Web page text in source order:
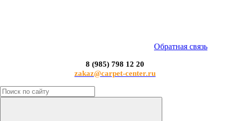
Обратная связь
8 (985) 798 12 20
zakaz@carpet-center.ru